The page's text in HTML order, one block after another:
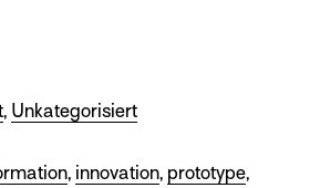
, Unkategorisiert
, innovation, prototype,